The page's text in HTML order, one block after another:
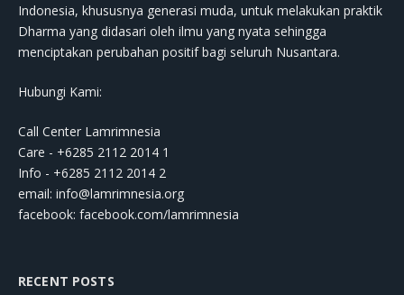
Indonesia, khususnya generasi muda, untuk melakukan praktik
Dharma yang didasari oleh ilmu yang nyata sehingga
menciptakan perubahan positif bagi seluruh Nusantara.
Hubungi Kami:
Call Center Lamrimnesia
Care - +6285 2112 2014 1
Info - +6285 2112 2014 2
email: info@lamrimnesia.org
facebook: facebook.com/lamrimnesia
RECENT POSTS